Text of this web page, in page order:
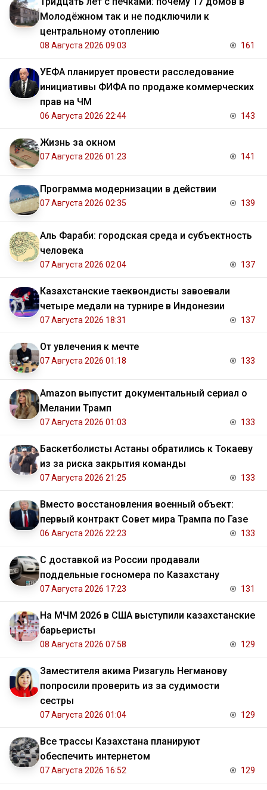
Молодёжном так и не подключили к
центральному отоплению
08 Августа 2026 09:03 161
УЕФА планирует провести расследование
инициативы ФИФА по продаже коммерческих
прав на ЧМ
06 Августа 2026 22:44 143
Жизнь за окном
07 Августа 2026 01:23 141
Программа модернизации в действии
07 Августа 2026 02:35 139
Аль Фараби: городская среда и субъектность
человека
07 Августа 2026 02:04 137
Казахстанские таеквондисты завоевали
четыре медали на турнире в Индонезии
07 Августа 2026 18:31 137
От увлечения к мечте
07 Августа 2026 01:18 133
Amazon выпустит документальный сериал о
Мелании Трамп
07 Августа 2026 01:03 133
Баскетболисты Астаны обратились к Токаеву
из за риска закрытия команды
07 Августа 2026 21:25 133
Вместо восстановления военный объект:
первый контракт Совет мира Трампа по Газе
06 Августа 2026 22:23 133
С доставкой из России продавали
поддельные госномера по Казахстану
07 Августа 2026 17:23 131
На МЧМ 2026 в США выступили казахстанские
барьеристы
08 Августа 2026 07:58 129
Заместителя акима Ризагуль Негманову
попросили проверить из за судимости
сестры
07 Августа 2026 01:04 129
Все трассы Казахстана планируют
обеспечить интернетом
07 Августа 2026 16:52 129